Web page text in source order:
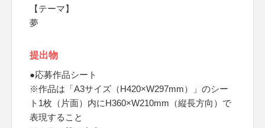
【テーマ】
夢
提出物
●応募作品シート
※作品は「A3サイズ（H420×W297mm）」のシー
ト1枚（片面）内にH360×W210mm（縦長方向）で
表現すること